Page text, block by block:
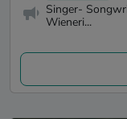
Singer-
Wieneri...